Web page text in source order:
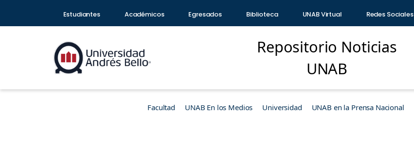
Estudiantes Académicos Egresados Biblioteca UNAB Virtual Redes Sociales
Repositorio Noticias
UNAB
Facultad UNAB En los Medios Universidad UNAB en la Prensa Nacional